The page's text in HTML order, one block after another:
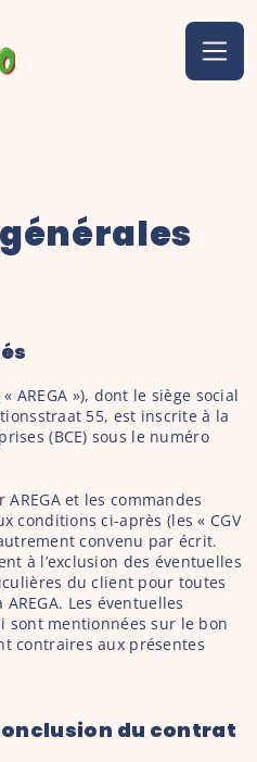
AREGA »), dont le siège social
55, est inscrite à la
(BCE) sous le numéro
et les commandes
conditions ci-après (les « CGV
convenu par écrit.
à l’exclusion des éventuelles
du client pour toutes
Les éventuelles
mentionnées sur le bon
contraires aux présentes
du contrat